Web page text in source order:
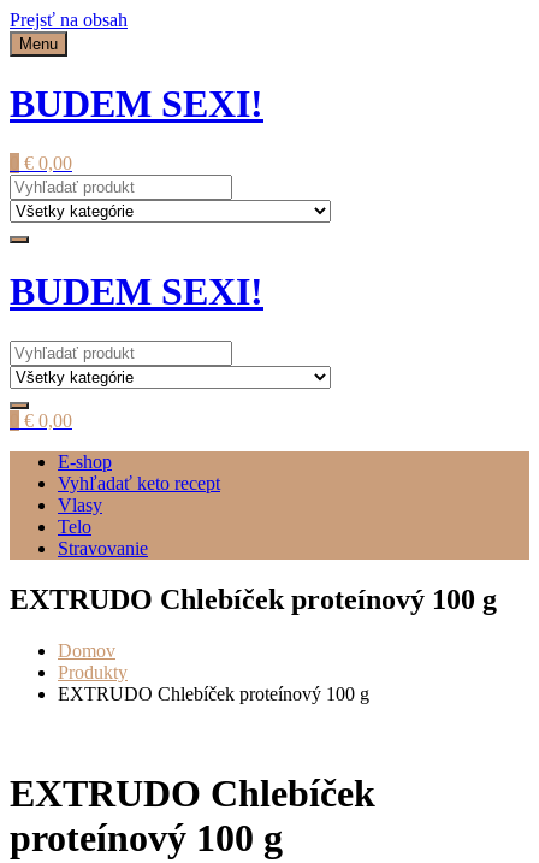
Prejsť na obsah
Menu
BUDEM SEXI!
€ 0,00
BUDEM SEXI!
€ 0,00
E-shop
Vyhľadať keto recept
Vlasy
Telo
Stravovanie
EXTRUDO Chlebíček proteínový 100 g
Domov
Produkty
EXTRUDO Chlebíček proteínový 100 g
EXTRUDO Chlebíček
proteínový 100 g